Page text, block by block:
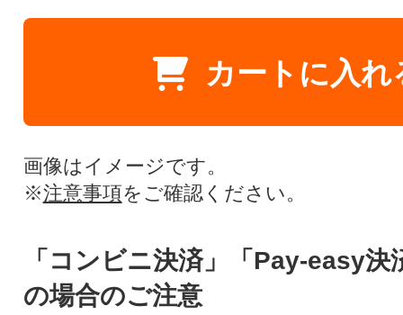
カートに入れ
画像はイメージです。
※注意事項をご確認ください。
「コンビニ決済」「Pay-easy決
の場合のご注意